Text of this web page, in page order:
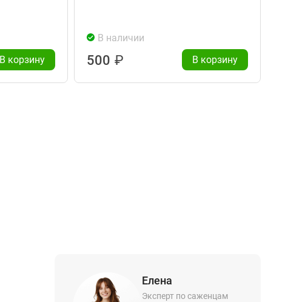
В корзину
В наличии
500 ₽ В корзину
Елена
Эксперт по саженцам